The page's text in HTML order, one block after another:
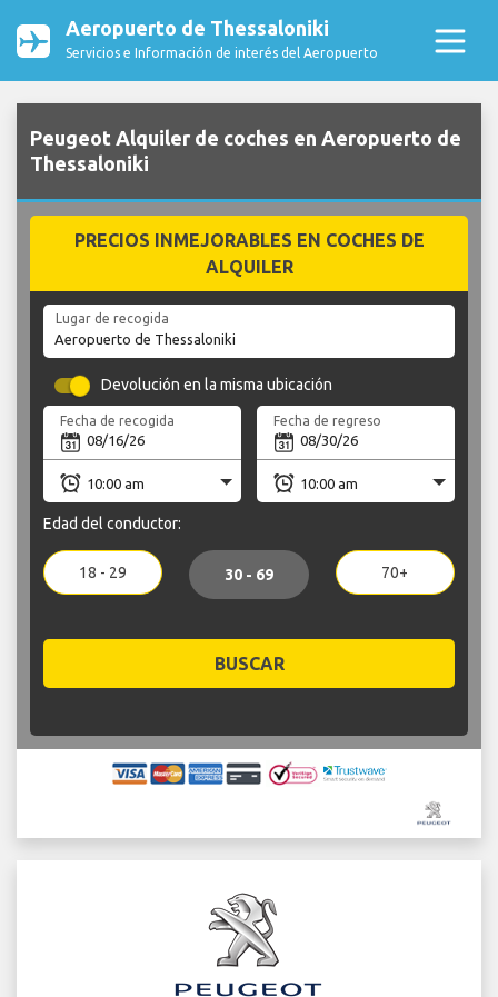
Aeropuerto de Thessaloniki
Servicios e Información de interés del Aeropuerto
Peugeot Alquiler de coches en Aeropuerto de
Thessaloniki
PRECIOS INMEJORABLES EN COCHES DE
ALQUILER
Lugar de recogida
Devolución en la misma ubicación
Fecha de recogida Fecha de regreso
Edad del conductor:
18 - 29 30 - 69 70+
BUSCAR